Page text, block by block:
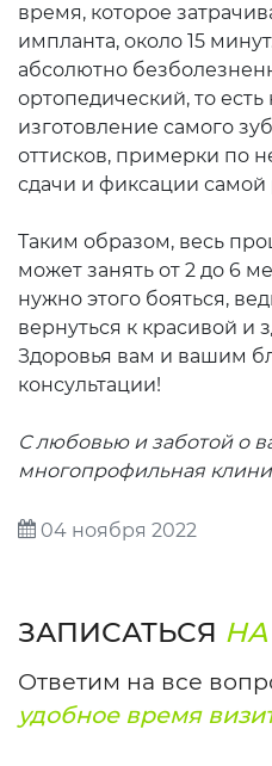
время, которое
импланта, около 15
абсолютно
ортопедический, то
изготовление самого
оттисков, примерки по
сдачи и фиксации самой
Таким образом, весь
может занять от 2 до 6
нужно этого бояться,
вернуться к красивой и
Здоровья вам и вашим
консультации!
С любовью и заботой о
многопрофильная
04 ноября 2022
ЗАПИСАТЬСЯ
Ответим на все
удобное время